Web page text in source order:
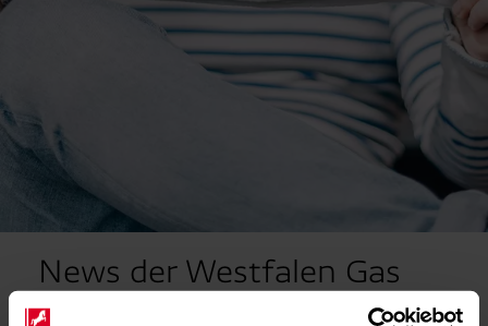
News der Westfalen Gas
Schweiz GmbH